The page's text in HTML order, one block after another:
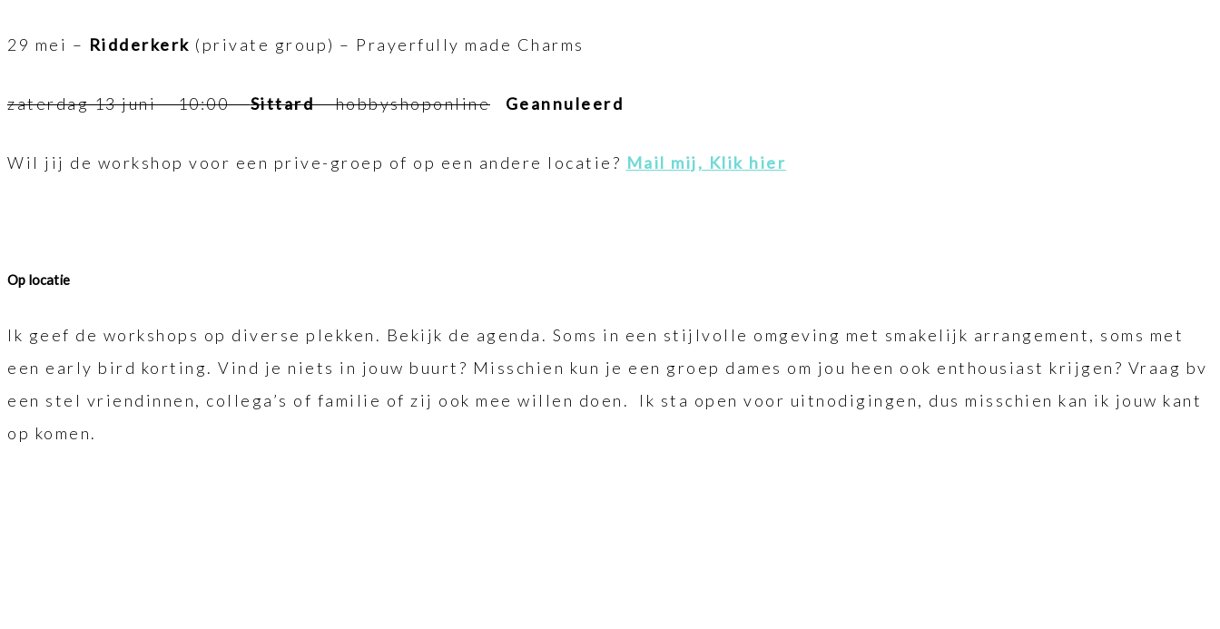
29 mei – Ridderkerk (private group) – Prayerfully made Charms
zaterdag 13 juni – 10:00 –Sittard– hobbyshoponline Geannuleerd
Wil jij de workshop voor een prive-groep of op een andere locatie? Mail mij, Klik hier
Op locatie
Ik geef de workshops op diverse plekken. Bekijk de agenda. Soms in een stijlvolle omgeving met smakelijk arrangement, soms met
een early bird korting. Vind je niets in jouw buurt? Misschien kun je een groep dames om jou heen ook enthousiast krijgen? Vraag bv
een stel vriendinnen, collega’s of familie of zij ook mee willen doen. Ik sta open voor uitnodigingen, dus misschien kan ik jouw kant
op komen.